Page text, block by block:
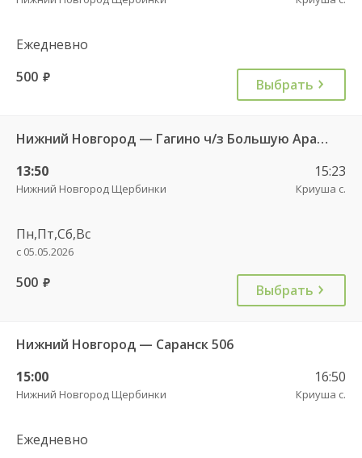
Ежедневно
500 руб. Выбрать
Нижний Новгород — Гагино ч/з Большую Арать 673
13:50
Нижний Новгород Щербинки
15:23
Криуша с.
Пн,Пт,Сб,Вс
с 05.05.2026
500 руб. Выбрать
Нижний Новгород — Саранск 506
15:00
Нижний Новгород Щербинки
16:50
Криуша с.
Ежедневно